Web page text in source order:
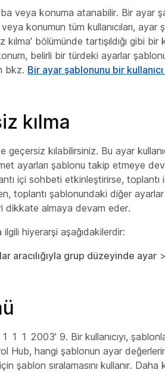
veya konuma atanabilir. Bir ayar
konumun tüm kullanıcıları,
kılma' bölümünde tartışıldığı gibi bir
belirli bir türdeki ayarlar
bkz. Bir ayar şablonunu bir
kılma
geçersiz kılabilirsiniz. Bu ayar
ayarları şablonu takip etmeye
içi sohbeti etkinleştirirse, toplantı
toplantı şablonundaki diğer ayarlar
dikkate almaya devam eder.
hiyerarşi aşağıdakilerdir:
aracılığıyla grup düzeyinde ayar >
1 1 2003' 9. Bir kullanıcıyı,
Hub, hangi şablonun ayar
şablon sıralamasını kullanır. Daha